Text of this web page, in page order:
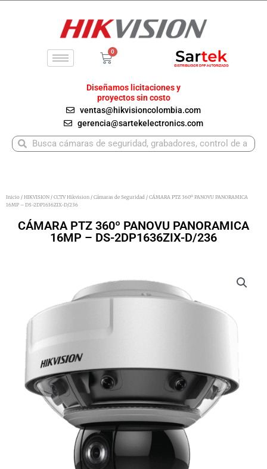
0
Carrito
Diseñamos licitaciones y
proyectos sin costo
ventas@hikvisioncolombia.com
gerencia@sartekelectronics.com
BuscarBuscar
Inicio / HIKVISION / CCTV Hikvision / Cámaras de Seguridad / CÁMARA PTZ 360º PANOVU PANORAMICA
16MP – DS-2DP1636ZIX-D/236
CÁMARA PTZ 360º PANOVU PANORAMICA
16MP – DS-2DP1636ZIX-D/236